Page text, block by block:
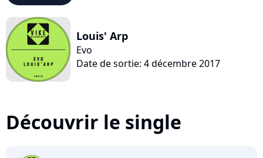
Louis' Arp
Evo
Date de sortie: 4 décembre 2017
Découvrir le single